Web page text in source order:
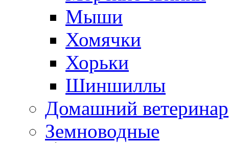
Мыши
Хомячки
Хорьки
Шиншиллы
Домашний ветеринар
Земноводные